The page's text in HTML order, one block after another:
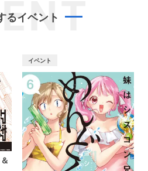
るイベント
イベント